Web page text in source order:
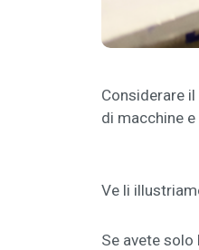
Considerare il
di macchine
Ve li
Se avete solo